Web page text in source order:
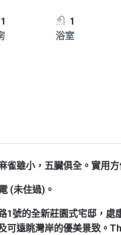
1
1
浴室
雀雖小，五臟俱全。實用方
(未住過)。
1號的全新莊園式宅邸，
可遠眺灣岸的優美景致。